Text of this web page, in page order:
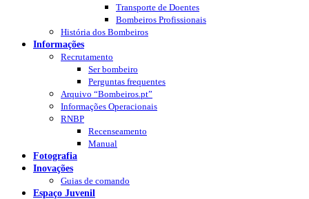
Transporte de Doentes
Bombeiros Profissionais
História dos Bombeiros
Informações
Recrutamento
Ser bombeiro
Perguntas frequentes
Arquivo “Bombeiros.pt”
Informações Operacionais
RNBP
Recenseamento
Manual
Fotografia
Inovações
Guias de comando
Espaço Juvenil